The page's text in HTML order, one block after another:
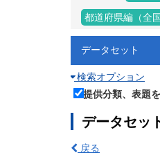
都道府県編（全
検索オプション
提供分類、表題
データセッ
戻る